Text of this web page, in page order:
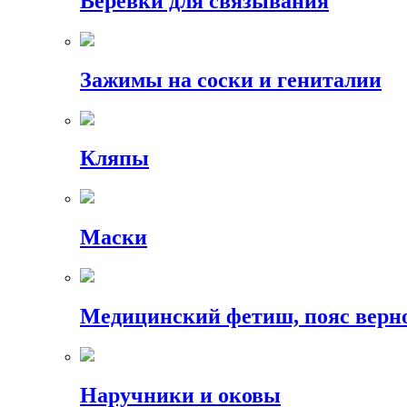
Зажимы на соски и гениталии
Кляпы
Маски
Медицинский фетиш, пояс
Наручники и оковы